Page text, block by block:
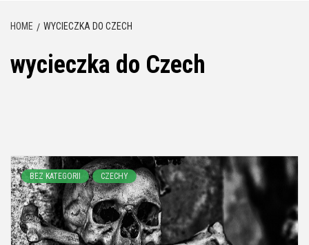
HOME WYCIECZKA DO CZECH
wycieczka do Czech
BEZ KATEGORII CZECHY